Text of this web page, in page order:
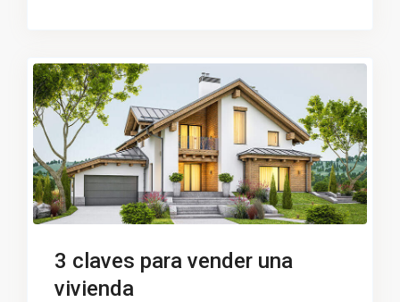
3 claves para vender una
vivienda